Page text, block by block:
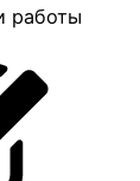
работы